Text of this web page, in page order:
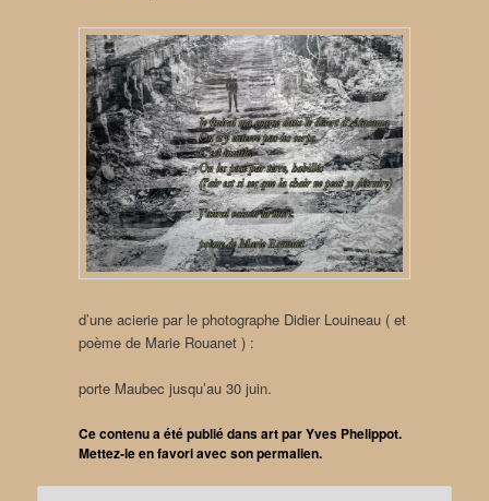
d’une acierie par le photographe Didier Louineau ( et
poème de Marie Rouanet ) :
porte Maubec jusqu’au 30 juin.
Ce contenu a été publié dansartparYves Phelippot.
Mettez-le en favori avec sonpermalien.